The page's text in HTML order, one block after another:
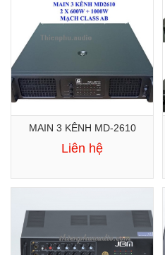
MAIN 3 KÊNH MD-2610
Liên hệ